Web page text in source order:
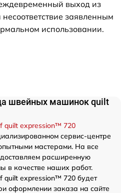
выход из
несоответствие заявленным
использовании.
швейных машинок quilt
quilt expression™ 720
сервис-центре
мастерами. На все
расширенную
в качестве наших работ.
quilt expression™ 720 будет
оформлении заказа на сайте